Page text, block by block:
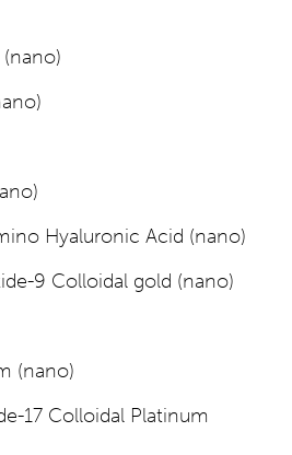
Hyaluronic Acid (nano)
9 Colloidal gold (nano)
(nano)
17 Colloidal Platinum